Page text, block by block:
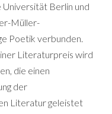
Universität Berlin und
Müller-
Poetik verbunden.
Literaturpreis wird
die einen
der
Literatur geleistet